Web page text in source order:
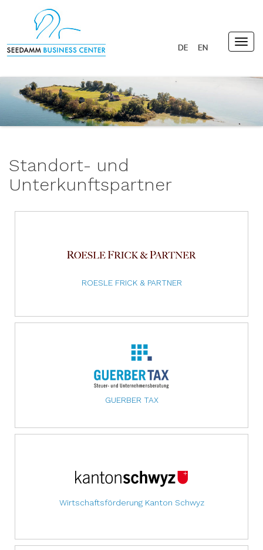
Standort- und
Unterkunftspartner
ROESLE FRICK & PARTNER
GUERBER TAX
Wirtschaftsförderung Kanton Schwyz